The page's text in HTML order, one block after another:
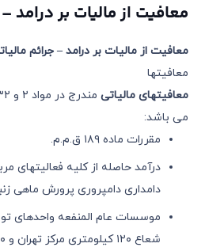
معافیت از مالیات بر درامد
معافیت از مالیات بر درامد – جرائم
معافیتها
معافیتهای مالیاتی
می باشد:
مقررات ماده ١٨٩ ق.م.م.
درآمد حاصله از کلیه فعالیتهای
دامداری دامپروری پرورش ماهی
موسسات عام المنفعه واحدهای